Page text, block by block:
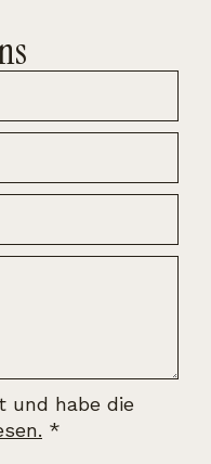
und habe die
*